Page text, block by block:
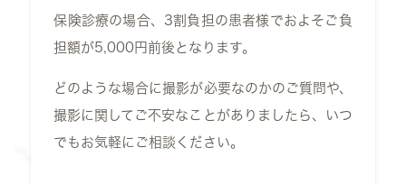
保険診療の場合、3割負担の患者様でおよそご負
担額が5,000円前後となります。
どのような場合に撮影が必要なのかのご質問や、
撮影に関してご不安なことがありましたら、いつ
でもお気軽にご相談ください。